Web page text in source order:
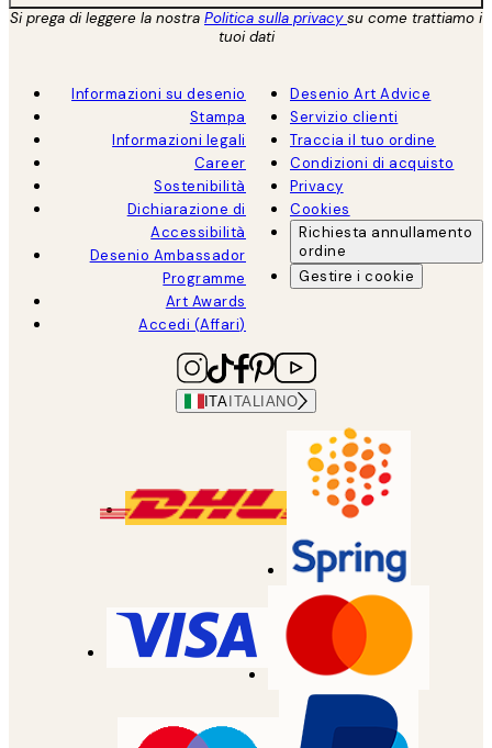
Si prega di leggere la nostra Politica sulla privacysu come trattiamo i
tuoi dati
Informazioni su desenio
Stampa
Informazioni legali
Career
Sostenibilità
Dichiarazione di
Accessibilità
Desenio Ambassador
Programme
Art Awards
Accedi (Affari)
Desenio Art Advice
Servizio clienti
Traccia il tuo ordine
Condizioni di acquisto
Privacy
Cookies
Richiesta annullamento
ordine
Gestire i cookie
ITA ITALIANO